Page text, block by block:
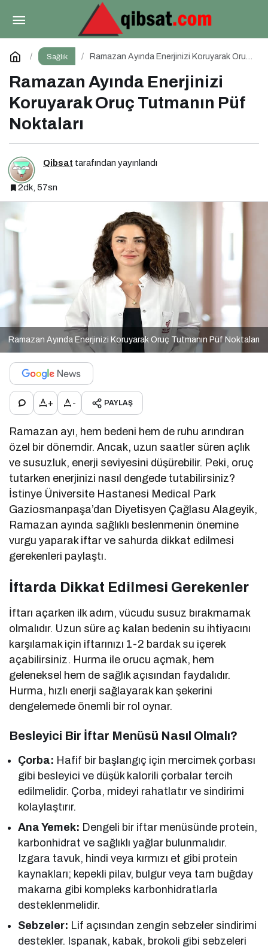
Sağlık
Ramazan Ayında Enerjinizi Koruyarak Oruç
Ramazan Ayında Enerjinizi
Koruyarak Oruç Tutmanın Püf
Noktaları
Qibsat tarafından yayınlandı
2dk, 57sn
Ramazan Ayında Enerjinizi Koruyarak Oruç Tutmanın Püf Noktaları
+ - PAYLAŞ
Ramazan ayı, hem bedeni hem de ruhu arındıran
özel bir dönemdir. Ancak, uzun saatler süren açlık
ve susuzluk, enerji seviyesini düşürebilir. Peki, oruç
tutarken enerjinizi nasıl dengede tutabilirsiniz?
İstinye Üniversite Hastanesi Medical Park
Gaziosmanpaşa’dan Diyetisyen Çağlasu Alageyik,
Ramazan ayında sağlıklı beslenmenin önemine
vurgu yaparak iftar ve sahurda dikkat edilmesi
gerekenleri paylaştı.
İftarda Dikkat Edilmesi Gerekenler
İftarı açarken ilk adım, vücudu susuz bırakmamak
olmalıdır. Uzun süre aç kalan bedenin su ihtiyacını
karşılamak için iftarınızı 1-2 bardak su içerek
açabilirsiniz. Hurma ile orucu açmak, hem
geleneksel hem de sağlık açısından faydalıdır.
Hurma, hızlı enerji sağlayarak kan şekerini
dengelemede önemli bir rol oynar.
Besleyici Bir İftar Menüsü Nasıl Olmalı?
Çorba: Hafif bir başlangıç için mercimek çorbası
gibi besleyici ve düşük kalorili çorbalar tercih
edilmelidir. Çorba, mideyi rahatlatır ve sindirimi
kolaylaştırır.
Ana Yemek: Dengeli bir iftar menüsünde protein,
karbonhidrat ve sağlıklı yağlar bulunmalıdır.
Izgara tavuk, hindi veya kırmızı et gibi protein
kaynakları; kepekli pilav, bulgur veya tam buğday
makarna gibi kompleks karbonhidratlarla
desteklenmelidir.
Sebzeler: Lif açısından zengin sebzeler sindirimi
destekler. Ispanak, kabak, brokoli gibi sebzeleri
Otizmli Çocuklarda Ekran Süresi: Riskler ve
Öneriler
Yorum Yap